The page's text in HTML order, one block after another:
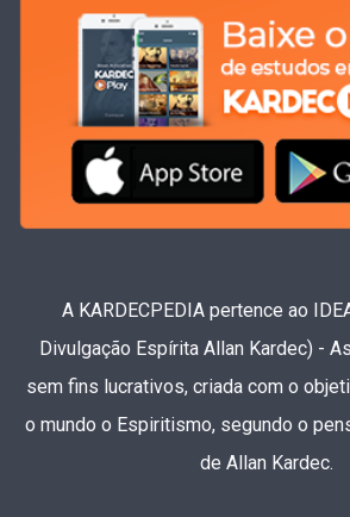
A KARDECPEDIA pertence ao
Divulgação Espírita Allan Kardec) -
sem fins lucrativos, criada com o
o mundo o Espiritismo, segundo o
de Allan Kardec.